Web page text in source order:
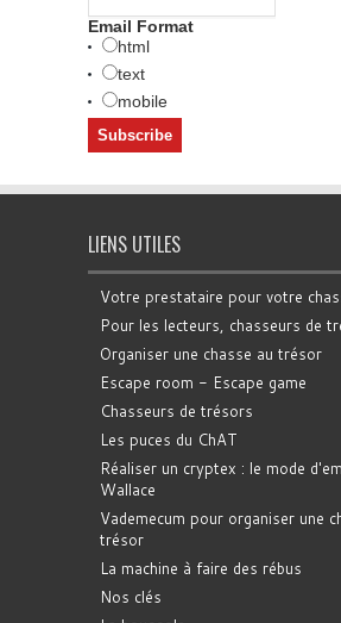
Email Format
html
text
mobile
LIENS UTILES
Votre prestataire pour votre
Pour les lecteurs, chasseurs de
Organiser une chasse au trésor
Escape room - Escape game
Chasseurs de trésors
Les puces du ChAT
Réaliser un cryptex : le mode
Wallace
Vademecum pour organiser une
trésor
La machine à faire des rébus
Nos clés